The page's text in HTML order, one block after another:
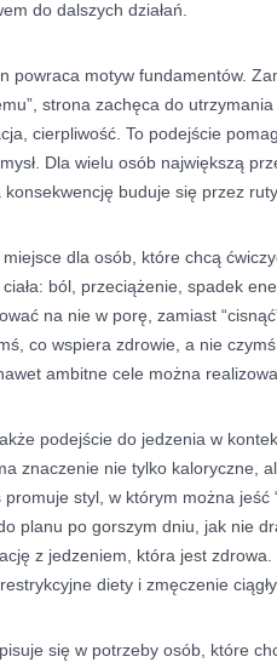
do dalszych działań.
powraca motyw fundamentów.
strona zachęca do
cierpliwość. To podejście
Dla wielu osób największą
buduje się przez
dla osób, które chcą
ból, przeciążenie, spadek
na nie w porę, zamiast
co wspiera zdrowie, a nie
ambitne cele można
podejście do jedzenia w
znaczenie nie tylko kaloryczne,
styl, w którym można jeść
planu po gorszym dniu, jak nie
z jedzeniem, która jest
diety i zmęczenie
się w potrzeby osób, które